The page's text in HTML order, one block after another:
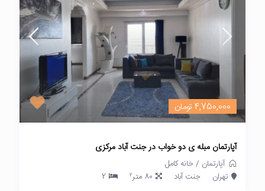
4,750,000 تومان
آپارتمان مبله ی دو خواب در جنت آباد مرکزی
آپارتمان /خانه کامل
تهران
جنت آباد 80 متر 2
2